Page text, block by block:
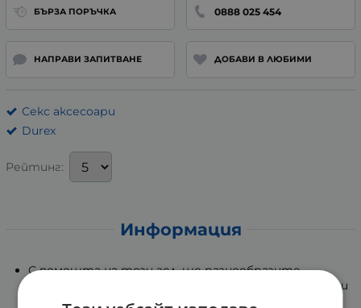
БЪРЗА ПОРЪЧКА 0888 025 454
НАПРАВИ ЗАПИТВАНЕ ДОБАВИ В ЛЮБИМИ
Секс аксесоари
Durex
Рейтинг:
Информация
С помощта на този гел, ще разнообразите
сексуалния си живот, като се насладите на вкуса и
аромата на ягоди.